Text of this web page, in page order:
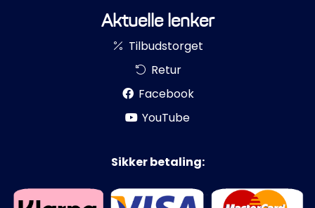
Aktuelle lenker
Tilbudstorget
Retur
Facebook
YouTube
Sikker betaling: